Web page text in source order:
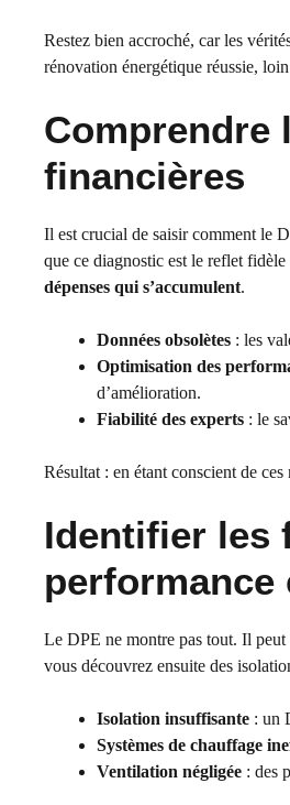
Restez bien accroché, car les
rénovation énergétique réussie,
Comprendre
financières
Il est crucial de saisir comment le
que ce diagnostic est le reflet
dépenses qui s’accumulent.
Données obsolètes : les
Optimisation des
d’amélioration.
Fiabilité des experts : le
Résultat : en étant conscient de
Identifier les
performance
Le DPE ne montre pas tout. Il peut
vous découvrez ensuite des
Isolation insuffisante : un
Systèmes de chauffage
Ventilation négligée : des